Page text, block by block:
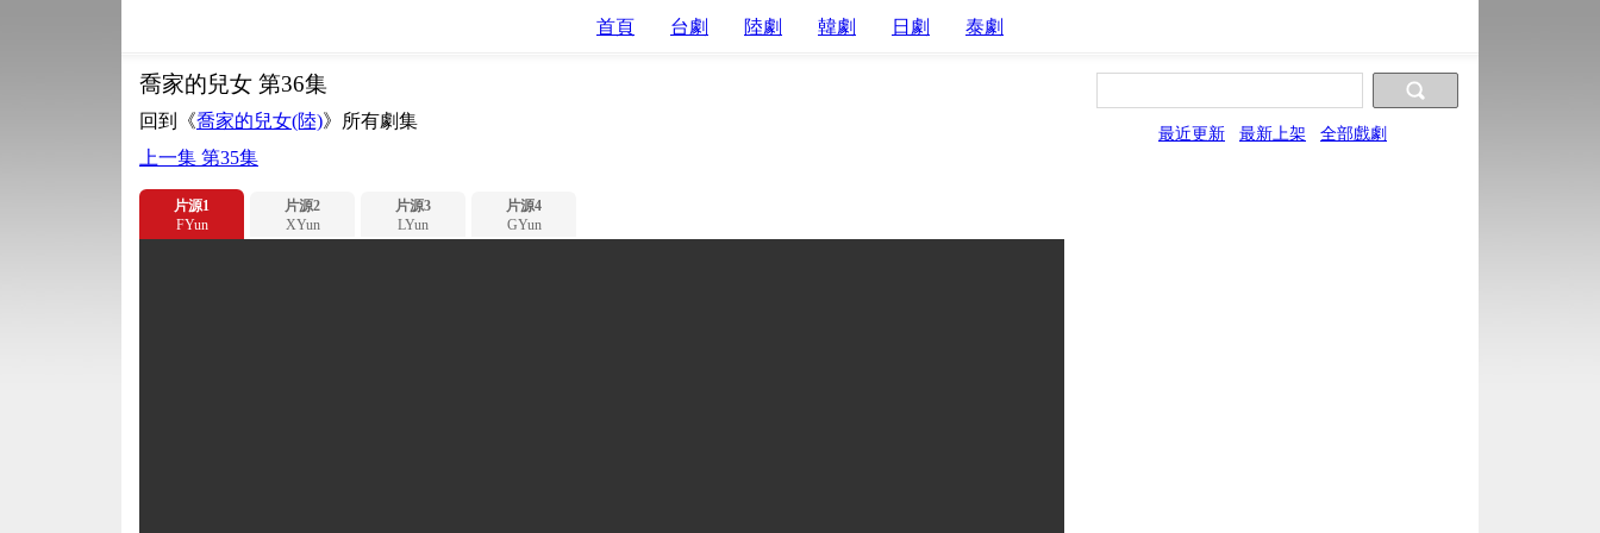
首頁 台劇 陸劇 韓劇 日劇 泰劇
最近更新 最新上架 全部戲劇
喬家的兒女 第36集
回到《喬家的兒女(陸)》所有劇集
上一集 第35集
片源1
FYun
片源2
XYun
片源3
LYun
片源4
GYun